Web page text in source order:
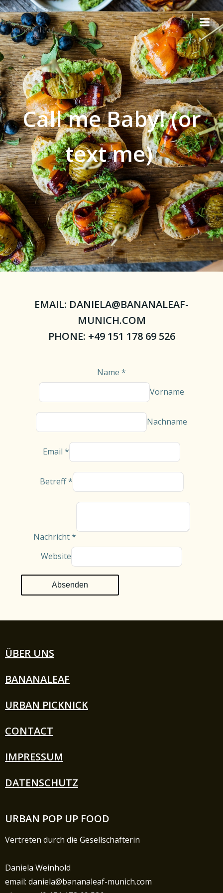
Springe
zum
Inhalt
Call me Baby! (or
text me)
EMAIL: DANIELA@BANANALEAF-
MUNICH.COM
PHONE: +49 151 178 69 526
Name *
Vorname
Nachname
Email *
Betreff*
Nachricht*
Website
Absenden
URBAN POP UP FOOD
Vertreten durch die Gesellschafterin
Daniela Weinhold
email: daniela@bananaleaf-munich.com
ÜBER UNS
BANANALEAF
URBAN PICKNICK
CONTACT
IMPRESSUM
DATENSCHUTZ